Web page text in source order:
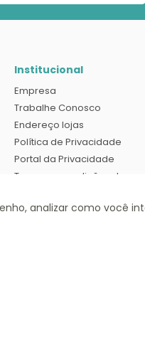
analizar como você
Institucional
Empresa
Trabalhe Conosco
Endereço lojas
Política de Privacidade
Portal da Privacidade
Termos e condições de uso